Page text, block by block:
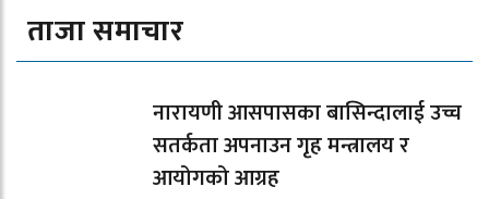
ताजा समाचार
नारायणी आसपासका बासिन्दालाई उच्च
सतर्कता अपनाउन गृह मन्त्रालय र
आयोगको आग्रह